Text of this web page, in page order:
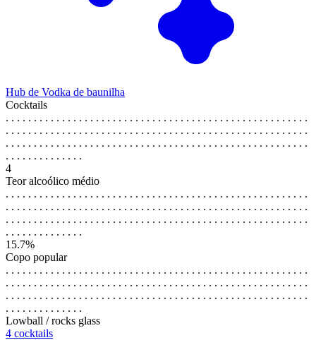
Hub de Vodka de baunilha
Cocktails
. . . . . . . . . . . . . . . . . . . . . . . . . . . . . . . . . . . . . . . . . . . . . . . . . . . . . .
. . . . . . . . . . . . . . . . . . . . . . . . . . . . . . . . . . . . . . . . . . . . . . . . . . . . . .
. . . . . . . . . . . . . . . . . . . . . . . . . . . . . . . . . . . . . . . . . . . . . . . . . . . . . .
. . . . . . . . . . . . . .
4
Teor alcoólico médio
. . . . . . . . . . . . . . . . . . . . . . . . . . . . . . . . . . . . . . . . . . . . . . . . . . . . . .
. . . . . . . . . . . . . . . . . . . . . . . . . . . . . . . . . . . . . . . . . . . . . . . . . . . . . .
. . . . . . . . . . . . . . . . . . . . . . . . . . . . . . . . . . . . . . . . . . . . . . . . . . . . . .
. . . . . . . . . . . . . .
15.7%
Copo popular
. . . . . . . . . . . . . . . . . . . . . . . . . . . . . . . . . . . . . . . . . . . . . . . . . . . . . .
. . . . . . . . . . . . . . . . . . . . . . . . . . . . . . . . . . . . . . . . . . . . . . . . . . . . . .
. . . . . . . . . . . . . . . . . . . . . . . . . . . . . . . . . . . . . . . . . . . . . . . . . . . . . .
. . . . . . . . . . . . . .
Lowball / rocks glass
4 cocktails